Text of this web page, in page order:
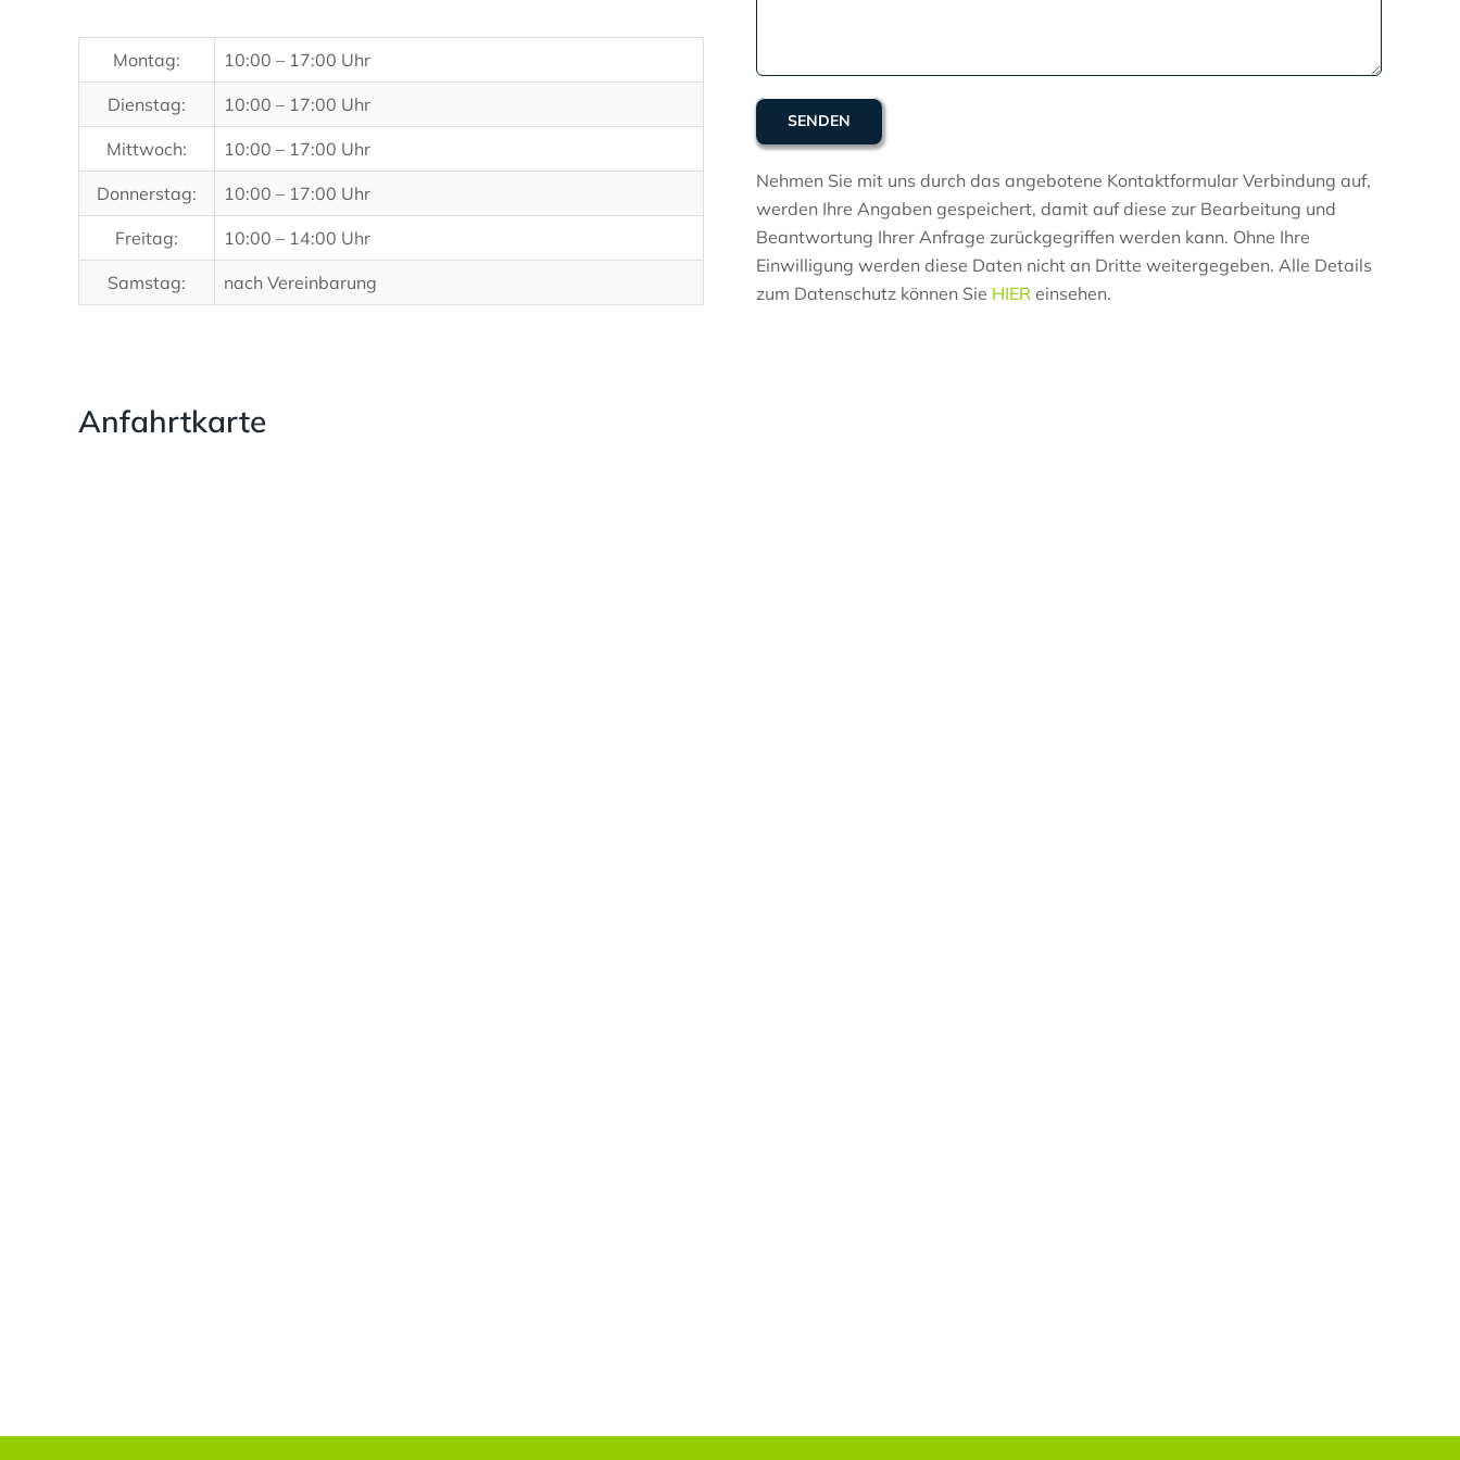
Montag: 10:00 – 17:00 Uhr
Dienstag: 10:00 – 17:00 Uhr
Mittwoch: 10:00 – 17:00 Uhr
Donnerstag: 10:00 – 17:00 Uhr
Freitag: 10:00 – 14:00 Uhr
Samstag: nach Vereinbarung
Nehmen Sie mit uns durch das angebotene Kontaktformular Verbindung auf,
werden Ihre Angaben gespeichert, damit auf diese zur Bearbeitung und
Beantwortung Ihrer Anfrage zurückgegriffen werden kann. Ohne Ihre
Einwilligung werden diese Daten nicht an Dritte weitergegeben. Alle Details
zum Datenschutz können Sie HIER einsehen.
Anfahrtkarte